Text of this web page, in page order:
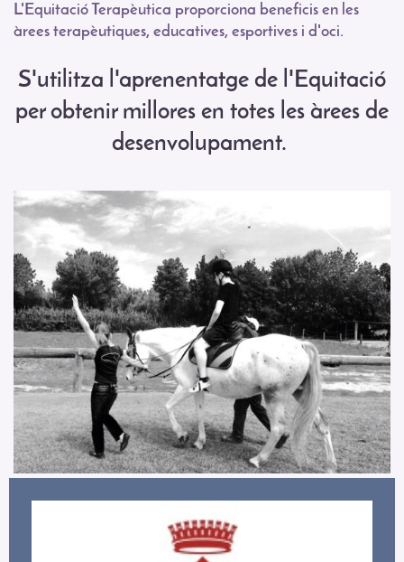
L'Equitació Terapèutica proporciona beneficis en les
àrees terapèutiques, educatives, esportives i d'oci.
S'utilitza l'aprenentatge de l'Equitació
per obtenir millores en totes les àrees de
desenvolupament.